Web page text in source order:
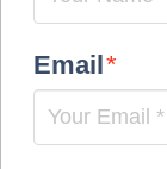
Email*